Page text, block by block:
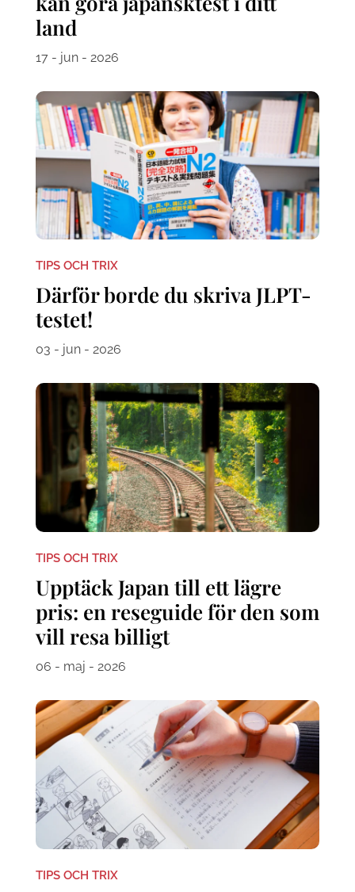
land
17 - jun - 2026
TIPS OCH TRIX
Därför borde du skriva JLPT-
testet!
03 - jun - 2026
TIPS OCH TRIX
Upptäck Japan till ett lägre
pris: en reseguide för den som
vill resa billigt
06 - maj - 2026
TIPS OCH TRIX